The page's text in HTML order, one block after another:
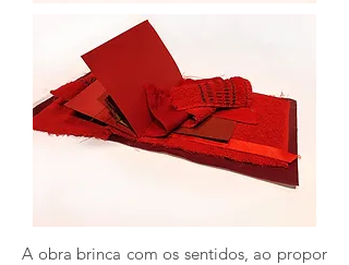
​A obra brinca com os sentidos, ao propor